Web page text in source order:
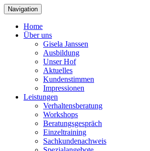
Navigation
Home
Über uns
Gisela Janssen
Ausbildung
Unser Hof
Aktuelles
Kundenstimmen
Impressionen
Leistungen
Verhaltensberatung
Workshops
Beratungsgespräch
Einzeltraining
Sachkundenachweis